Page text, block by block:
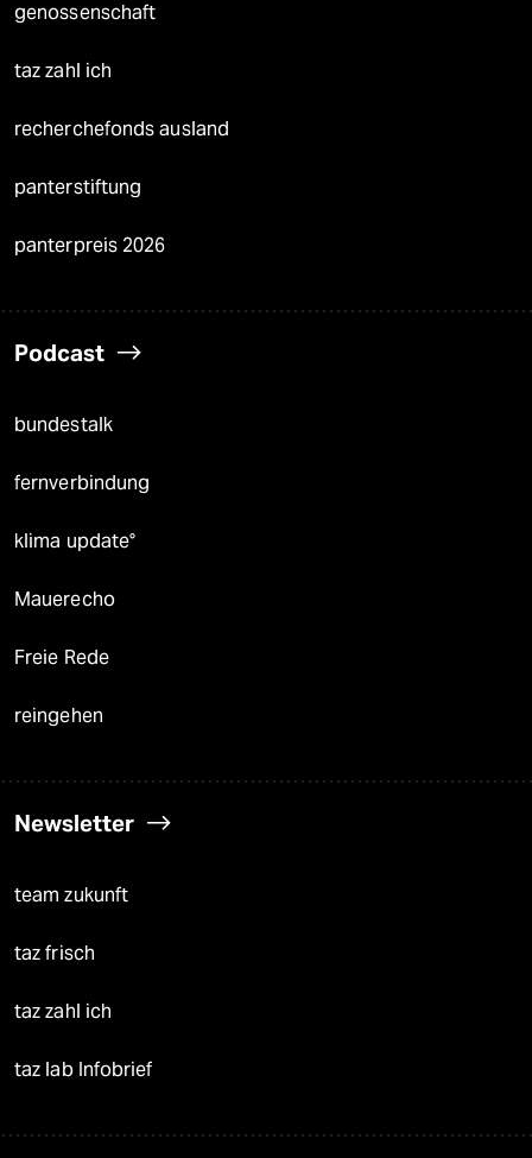
genossenschaft
taz zahl ich
recherchefonds ausland
panterstiftung
panterpreis 2026
Podcast
bundestalk
fernverbindung
klima update°
Mauerecho
Freie Rede
reingehen
Newsletter
team zukunft
taz frisch
taz zahl ich
taz lab Infobrief